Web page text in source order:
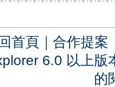
首頁 ｜ 合作提案
6.0 以上
的